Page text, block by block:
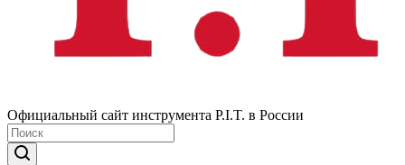
Официальный сайт инструмента P.I.T. в России